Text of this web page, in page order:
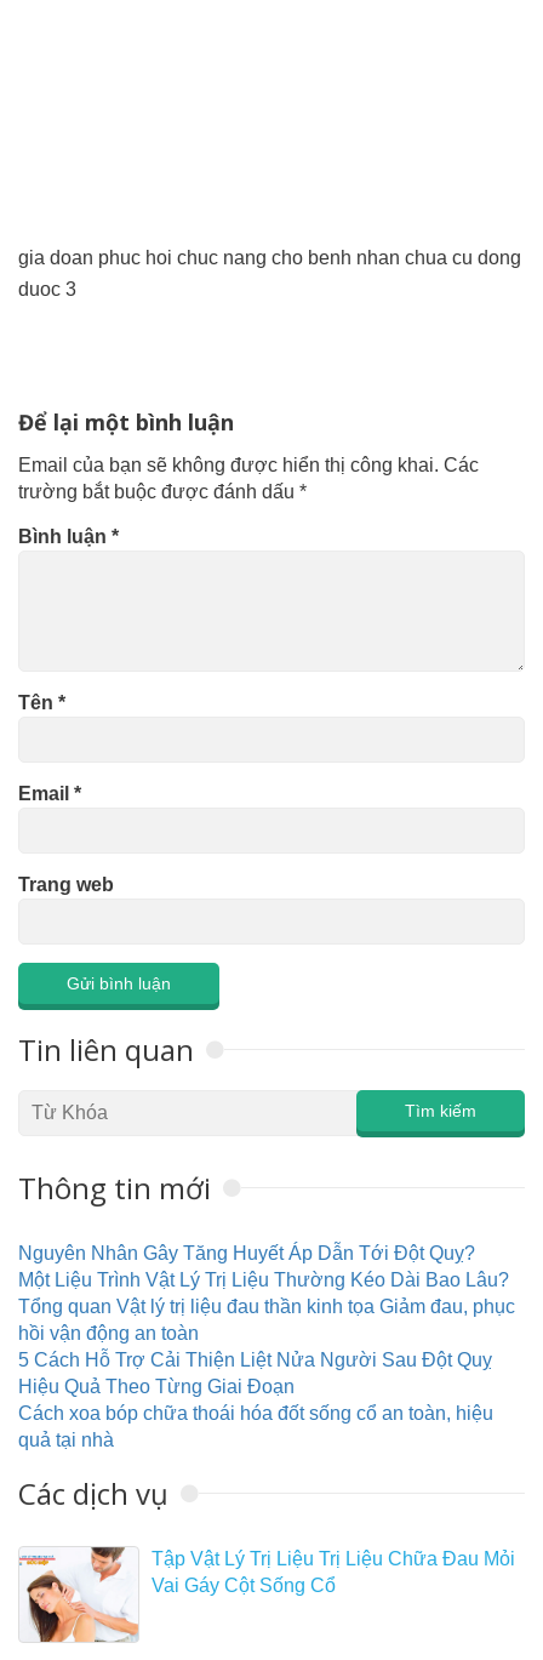
gia doan phuc hoi chuc nang cho benh nhan chua cu dong
duoc 3
Để lại một bình luận
Email của bạn sẽ không được hiển thị công khai. Các
trường bắt buộc được đánh dấu *
Bình luận *
Tên *
Email *
Trang web
Tin liên quan
Thông tin mới
Nguyên Nhân Gây Tăng Huyết Áp Dẫn Tới Đột Quỵ?
Một Liệu Trình Vật Lý Trị Liệu Thường Kéo Dài Bao Lâu?
Tổng quan Vật lý trị liệu đau thần kinh tọa Giảm đau, phục
hồi vận động an toàn
5 Cách Hỗ Trợ Cải Thiện Liệt Nửa Người Sau Đột Quỵ
Hiệu Quả Theo Từng Giai Đoạn
Cách xoa bóp chữa thoái hóa đốt sống cổ an toàn, hiệu
quả tại nhà
Các dịch vụ
Tập Vật Lý Trị Liệu Trị Liệu Chữa Đau Mỏi
Vai Gáy Cột Sống Cổ